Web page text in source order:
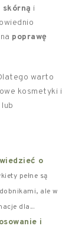
i
poprawę
warto
kosmetyki i
o
pełne są
ale w
dla...
i